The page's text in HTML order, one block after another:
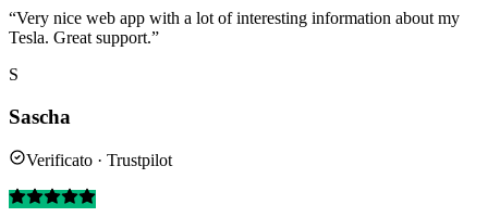
“Very nice web app with a lot of interesting information about my
Tesla. Great support.”
S
Sascha
Verificato · Trustpilot